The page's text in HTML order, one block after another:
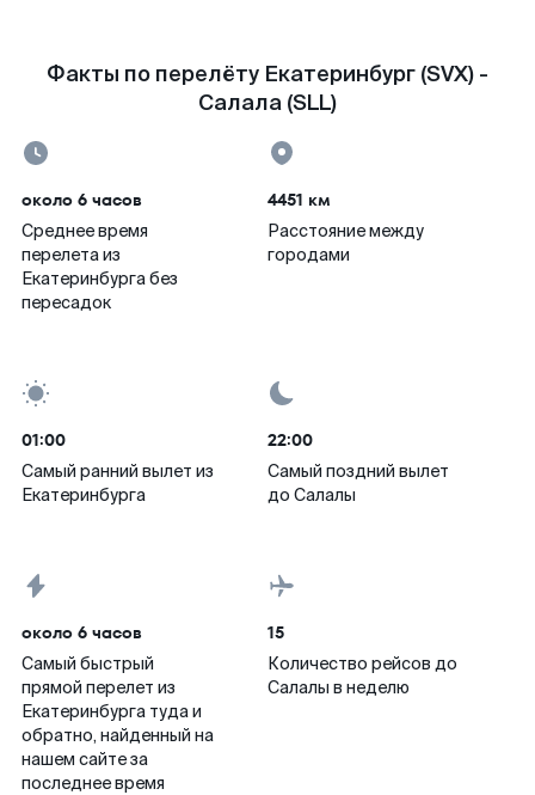
Факты по перелёту Екатеринбург (SVX) -
Салала (SLL)
около 6 часов
Среднее время
перелета из
Екатеринбурга без
пересадок
4451 км
Расстояние между
городами
01:00
Самый ранний вылет из
Екатеринбурга
22:00
Самый поздний вылет
до Салалы
около 6 часов
Самый быстрый
прямой перелет из
Екатеринбурга туда и
обратно, найденный на
нашем сайте за
последнее время
15
Количество рейсов до
Салалы в неделю